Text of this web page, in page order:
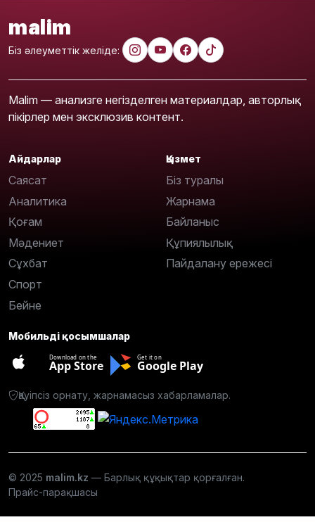
malim
Біз әлеуметтік желіде:
Malim — анализге негізделген материалдар, авторлық
пікірлер мен эксклюзив контент.
Айдарлар
Саясат
Аналитика
Қоғам
Мәдениет
Сұхбат
Спорт
Бейне
Қызмет
Біз туралы
Жарнама
Байланыс
Құпиялылық
Пайдалану ережесі
Мобильді қосымшалар
Download on the
App Store
Get it on
Google Play
Қауіпсіз орнату, жарнамасыз хабарламалар.
© 2025 malim.kz — Барлық құқықтар қорғалған.
Прайс-парақшасы